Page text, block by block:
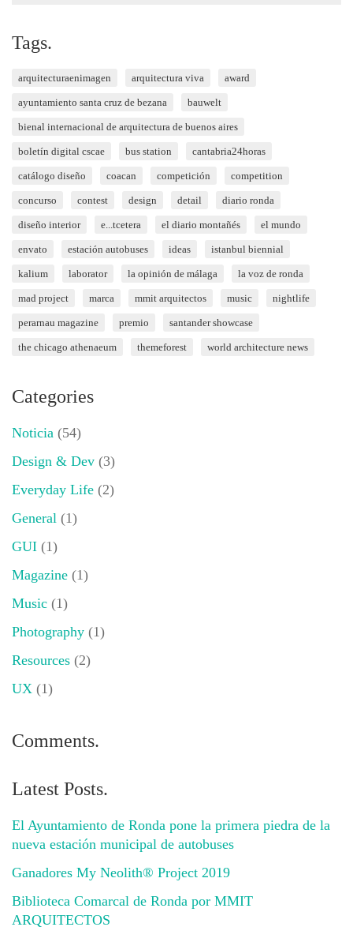
Tags.
arquitecturaenimagen arquitectura viva award
ayuntamiento santa cruz de bezana bauwelt
bienal internacional de arquitectura de buenos aires
boletín digital cscae bus station cantabria24horas
catálogo diseño coacan competición competition
concurso contest design detail diario ronda
diseño interior e...tcetera el diario montañés el mundo
envato estación autobuses ideas istanbul biennial
kalium laborator la opinión de málaga la voz de ronda
mad project marca mmit arquitectos music nightlife
perarnau magazine premio santander showcase
the chicago athenaeum themeforest world architecture news
Categories
Noticia (54)
Design & Dev (3)
Everyday Life (2)
General (1)
GUI (1)
Magazine (1)
Music (1)
Photography (1)
Resources (2)
UX (1)
Comments.
Latest Posts.
El Ayuntamiento de Ronda pone la primera piedra de la
nueva estación municipal de autobuses
Ganadores My Neolith® Project 2019
Biblioteca Comarcal de Ronda por MMIT
ARQUITECTOS